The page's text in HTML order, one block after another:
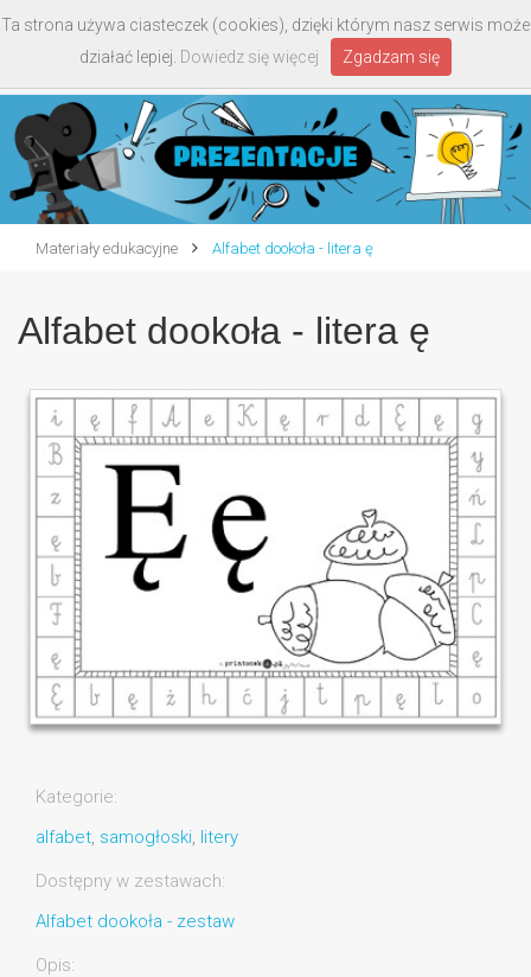
Materiały edukacyjne Alfabet dookoła - litera ę
Alfabet dookoła - litera ę
Kategorie:
alfabet, samogłoski, litery
Dostępny w zestawach:
Alfabet dookoła - zestaw
Opis:
Ta strona używa ciasteczek (cookies), dzięki którym nasz serwis może
działać lepiej. Dowiedz się więcej Zgadzam się